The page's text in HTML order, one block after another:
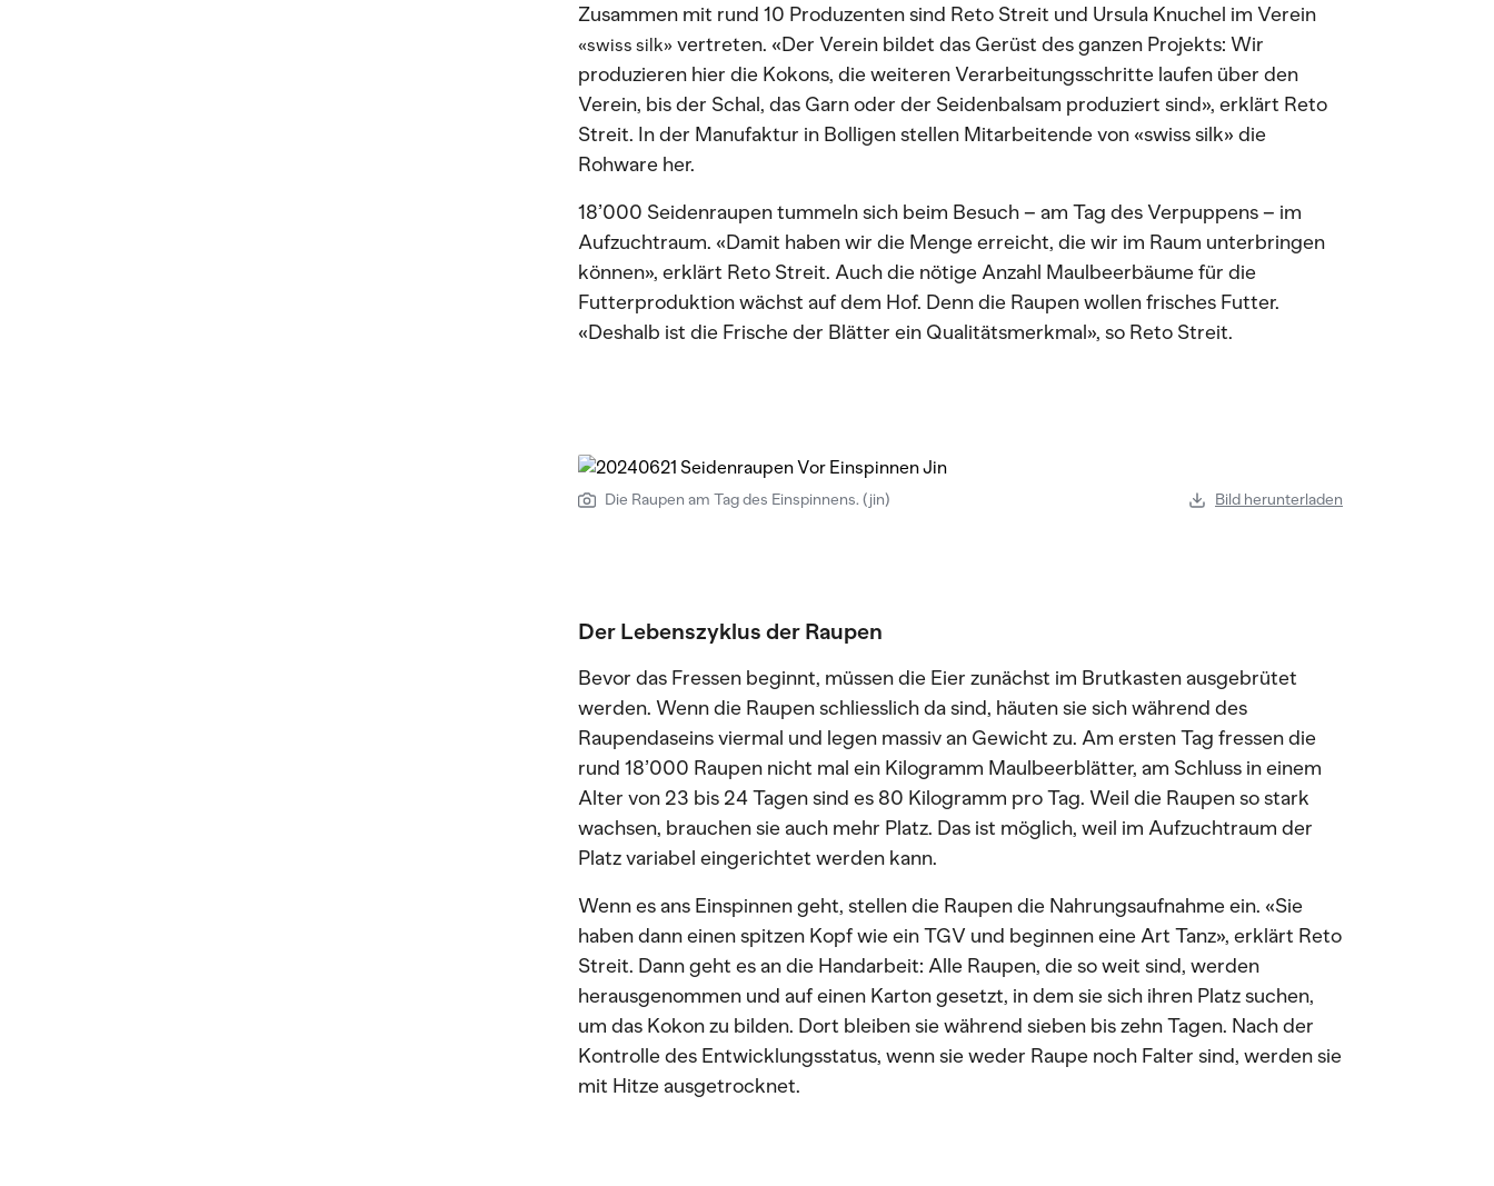
Zusammen mit rund 10 Produzenten sind Reto Streit und Ursula Knuchel im Verein
«swiss silk» vertreten. «Der Verein bildet das Gerüst des ganzen Projekts: Wir
produzieren hier die Kokons, die weiteren Verarbeitungsschritte laufen über den
Verein, bis der Schal, das Garn oder der Seidenbalsam produziert sind», erklärt Reto
Streit. In der Manufaktur in Bolligen stellen Mitarbeitende von «swiss silk» die
Rohware her.
18’000 Seidenraupen tummeln sich beim Besuch – am Tag des Verpuppens – im
Aufzuchtraum. «Damit haben wir die Menge erreicht, die wir im Raum unterbringen
können», erklärt Reto Streit. Auch die nötige Anzahl Maulbeerbäume für die
Futterproduktion wächst auf dem Hof. Denn die Raupen wollen frisches Futter.
«Deshalb ist die Frische der Blätter ein Qualitätsmerkmal», so Reto Streit.
Die Raupen am Tag des Einspinnens. (jin) Bild herunterladen
Der Lebenszyklus der Raupen
Bevor das Fressen beginnt, müssen die Eier zunächst im Brutkasten ausgebrütet
werden. Wenn die Raupen schliesslich da sind, häuten sie sich während des
Raupendaseins viermal und legen massiv an Gewicht zu. Am ersten Tag fressen die
rund 18’000 Raupen nicht mal ein Kilogramm Maulbeerblätter, am Schluss in einem
Alter von 23 bis 24 Tagen sind es 80 Kilogramm pro Tag. Weil die Raupen so stark
wachsen, brauchen sie auch mehr Platz. Das ist möglich, weil im Aufzuchtraum der
Platz variabel eingerichtet werden kann.
Wenn es ans Einspinnen geht, stellen die Raupen die Nahrungsaufnahme ein. «Sie
haben dann einen spitzen Kopf wie ein TGV und beginnen eine Art Tanz», erklärt Reto
Streit. Dann geht es an die Handarbeit: Alle Raupen, die so weit sind, werden
herausgenommen und auf einen Karton gesetzt, in dem sie sich ihren Platz suchen,
um das Kokon zu bilden. Dort bleiben sie während sieben bis zehn Tagen. Nach der
Kontrolle des Entwicklungsstatus, wenn sie weder Raupe noch Falter sind, werden sie
mit Hitze ausgetrocknet.